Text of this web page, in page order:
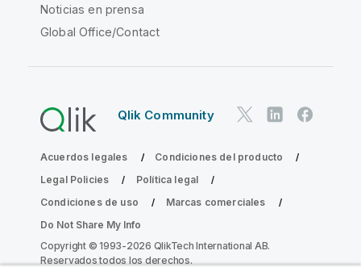
Noticias en prensa
Global Office/Contact
Qlik Community
Acuerdos legales
Condiciones del producto
Legal Policies
Política legal
Condiciones de uso
Marcas comerciales
Do Not Share My Info
Copyright © 1993-2026 QlikTech International AB.
Reservados todos los derechos.